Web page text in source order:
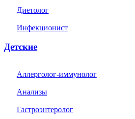
Диетолог
Инфекционист
Детские
Аллерголог-иммунолог
Анализы
Гастроэнтеролог